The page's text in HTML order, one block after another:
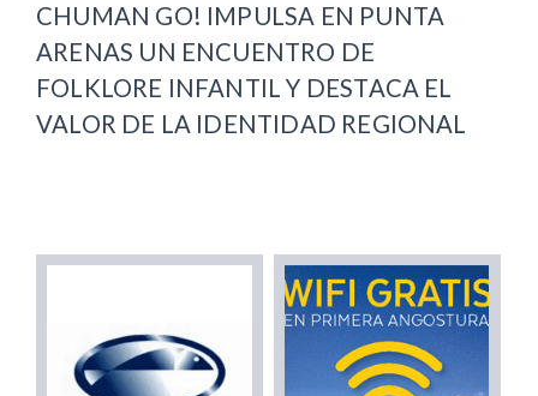
CHUMAN GO! IMPULSA EN PUNTA
ARENAS UN ENCUENTRO DE
FOLKLORE INFANTIL Y DESTACA EL
VALOR DE LA IDENTIDAD REGIONAL